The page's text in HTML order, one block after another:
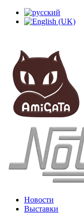
Новости
Выставки